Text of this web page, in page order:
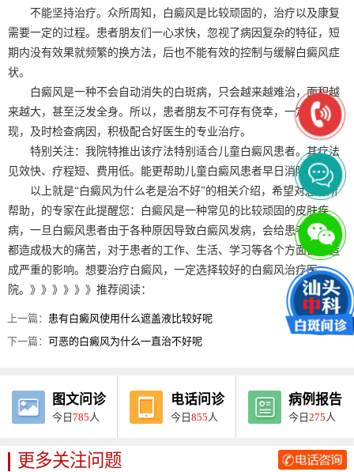
不能坚持治疗。众所周知，白癜风是比较顽固的，治疗以及康复
需要一定的过程。患者朋友们一心求快，忽视了病因复杂的特征，短
期内没有效果就频繁的换方法，后也不能有效的控制与缓解白癜风症
状。
白癜风是一种不会自动消失的白斑病，只会越来越难治，面积越
来越大，甚至泛发全身。所以，患者朋友不可存有侥幸，一定要早发
现，及时检查病因，积极配合好医生的专业治疗。
特别关注：我院特推出该疗法特别适合儿童白癜风患者。其疗法
见效快、疗程短、费用低。能更帮助儿童白癜风患者早日消除白斑。
以上就是“白癜风为什么老是治不好”的相关介绍，希望对您有所
帮助，的专家在此提醒您：白癜风是一种常见的比较顽固的皮肤疾
病，一旦白癜风患者由于各种原因导致白癜风发病，会给患者的身心
都造成极大的痛苦，对于患者的工作、生活、学习等各个方面都会造
成严重的影响。想要治疗白癜风，一定选择较好的白癜风治疗医
院。》》》》》》推荐阅读：
上一篇： 患有白癜风使用什么遮盖液比较好呢
下一篇：可恶的白癜风为什么一直治不好呢
图文问诊
今日785 人
电话问诊
今日855 人
病例报告
今日275 人
更多关注问题